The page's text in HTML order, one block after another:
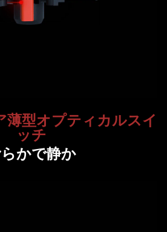
薄型オプティカルスイ
ッチ
かで静か